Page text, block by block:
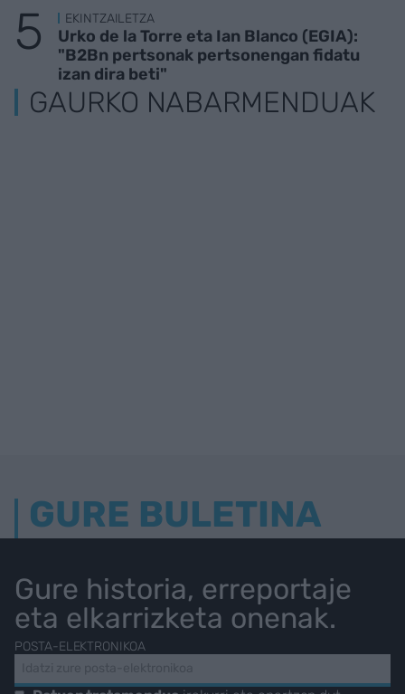
EKINTZAILETZA
Urko de la Torre eta Ian Blanco (EGIA):
"B2Bn pertsonak pertsonengan fidatu
izan dira beti"
GAURKO NABARMENDUAK
GURE BULETINA
Gure historia, erreportaje
eta elkarrizketa onenak.
POSTA-ELEKTRONIKOA